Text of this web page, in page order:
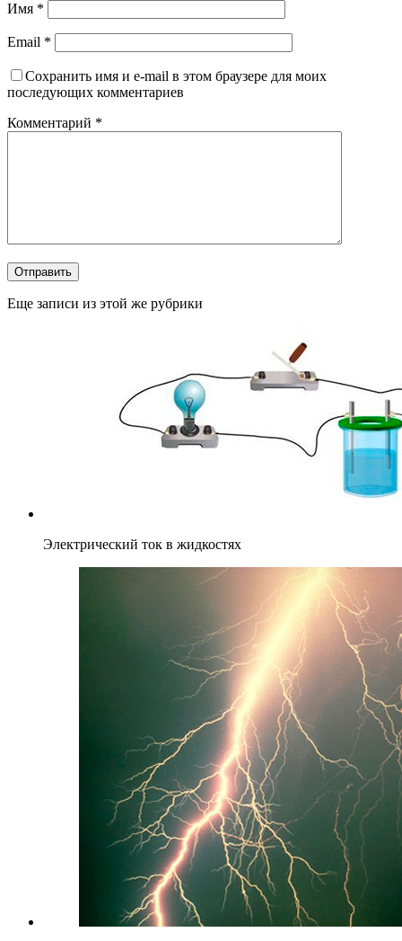
Имя *
Email *
Сохранить имя и e-mail в этом браузере для моих
последующих комментариев
Комментарий *
Отправить
Еще записи из этой же рубрики
Электрический ток в жидкостях